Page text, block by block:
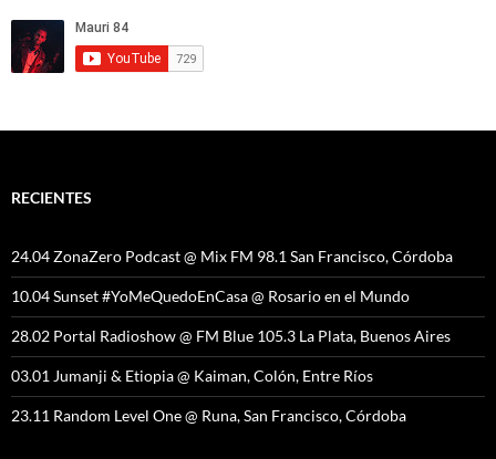
RECIENTES
24.04 ZonaZero Podcast @ Mix FM 98.1 San Francisco, Córdoba
10.04 Sunset #YoMeQuedoEnCasa @ Rosario en el Mundo
28.02 Portal Radioshow @ FM Blue 105.3 La Plata, Buenos Aires
03.01 Jumanji & Etiopia @ Kaiman, Colón, Entre Ríos
23.11 Random Level One @ Runa, San Francisco, Córdoba